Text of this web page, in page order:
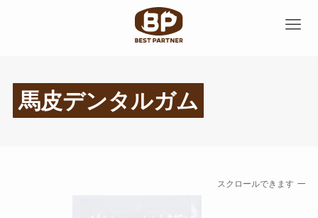
馬皮デンタルガム
スクロールできます